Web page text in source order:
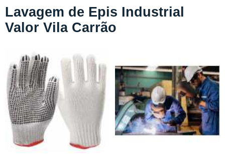
Lavagem de Epis Industrial
Valor Vila Carrão